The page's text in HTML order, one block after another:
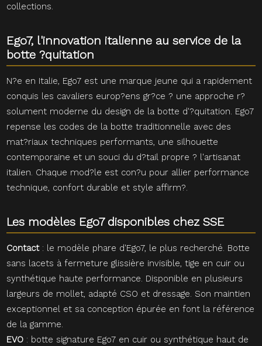
collections.
Ego7, l'innovation italienne au service de la
botte ?quitation
N?e en Italie, Ego7 est une marque jeune qui a rapidement
conquis les cavaliers europ?ens gr?ce ? une approche r?
solument moderne du design de la botte d'?quitation. Ego7
repense les codes de la botte traditionnelle avec des
mat?riaux techniques performants, une silhouette
contemporaine et un souci du d?tail propre ? l'artisanat
italien. Chaque mod?le est con?u pour allier performance
technique, confort durable et style affirm?.
Les modèles Ego7 disponibles chez SSE
Contact: le modèle phare d'Ego7, le plus recherché. Botte
sans lacets à fermeture glissière invisible, tige en cuir ou
synthétique haute performance. Disponible en plusieurs
largeurs de mollet, adapté CSO et dressage. Son maintien
exceptionnel et sa conception épurée en font la référence
de la gamme.
EVO : botte signature Ego7 en cuir ou synthétique haut de